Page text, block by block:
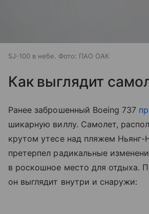
SJ-100 в небе. Фото: ПАО ОАК
Как выглядит
Ранее заброшенный Boeing 737
шикарную виллу. Самолет,
крутом утесе над пляжем Ньянг-
претерпел радикальные
в роскошное место для отдыха.
он выглядит внутри и снаружи: